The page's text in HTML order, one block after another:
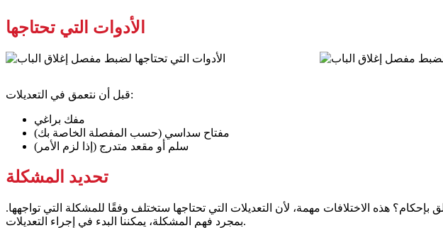
الأدوات التي تحتاجها
قبل أن نتعمق في التعديلات:
مفك براغي
مفتاح سداسي (حسب المفصلة الخاصة بك)
سلم أو مقعد متدرج (إذا لزم الأمر)
تحديد المشكلة
هذه الاختلافات مهمة، لأن التعديلات التي تحتاجها ستختلف وفقًا للمشكلة التي تواجهها.
بمجرد فهم المشكلة، يمكننا البدء في إجراء التعديلات.